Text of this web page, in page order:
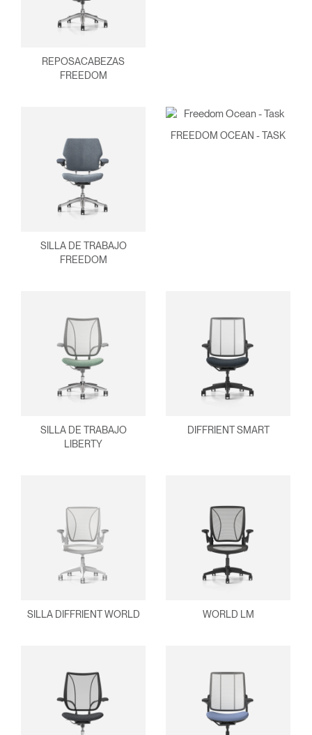
REGISTRO
SIGN IN WITH SSO
Region
ENTRAR
REPOSACABEZAS
FREEDOM
SILLA DE TRABAJO
FREEDOM
FREEDOM OCEAN - TASK
SILLA DE TRABAJO
LIBERTY
DIFFRIENT SMART
SILLA DIFFRIENT WORLD WORLD LM